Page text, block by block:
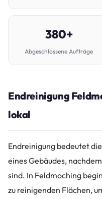
380+
Abgeschlossene Aufträge
Endreinigung
lokal
Endreinigung bedeutet
eines Gebäudes,
sind. In Feldmoching
zu reinigenden Flächen,